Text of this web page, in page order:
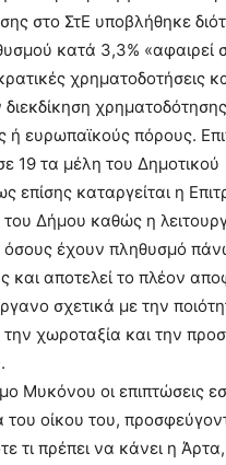
στο ΣτΕ υποβλήθηκε
κατά 3,3% «αφαιρεί
χρηματοδοτήσεις
ή ευρωπαϊκούς πόρους.
19 τα μέλη του Δημοτικού
επίσης καταργείται η
Δήμου καθώς η
όσους έχουν πληθυσμό
και αποτελεί το πλέον
σχετικά με την
χωροταξία και την
Μυκόνου οι επιπτώσεις
του οίκου του,
τι πρέπει να κάνει η Άρτα,